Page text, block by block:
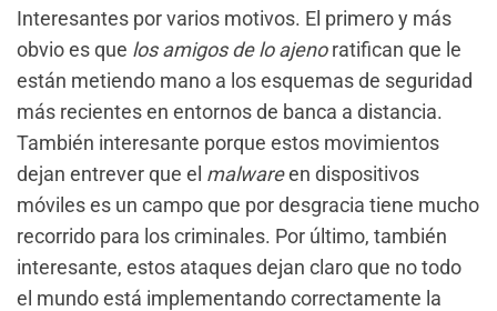
Interesantes por varios motivos. El primero y más
obvio es que los amigos de lo ajenoratifican que le
están metiendo mano a los esquemas de seguridad
más recientes en entornos de banca a distancia.
También interesante porque estos movimientos
dejan entrever que el malwareen dispositivos
móviles es un campo que por desgracia tiene mucho
recorrido para los criminales. Por último, también
interesante, estos ataques dejan claro que no todo
el mundo está implementando correctamente la